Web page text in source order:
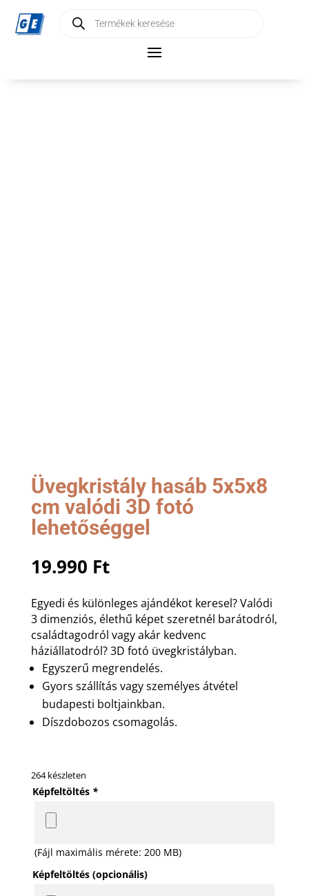
search
Üvegkristály hasáb 5x5x8
cm valódi 3D fotó
lehetőséggel
19.990 Ft
Egyedi és különleges ajándékot keresel? Valódi
3 dimenziós, élethű képet szeretnél barátodról,
családtagodról vagy akár kedvenc
háziállatodról? 3D fotó üvegkristályban.
Egyszerű megrendelés.
Gyors szállítás vagy személyes átvétel
budapesti boltjainkban.
Díszdobozos csomagolás.
264 készleten
Képfeltöltés *
(Fájl maximális mérete: 200 MB)
Képfeltöltés (opcionális)